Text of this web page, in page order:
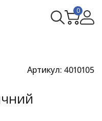
0
Артикул: 4010105